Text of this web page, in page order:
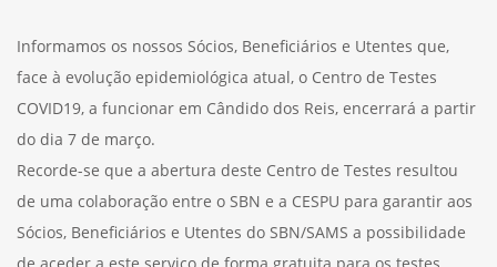
Informamos os nossos Sócios, Beneficiários e Utentes que,
face à evolução epidemiológica atual, o Centro de Testes
COVID19, a funcionar em Cândido dos Reis, encerrará a partir
do dia 7 de março.
Recorde-se que a abertura deste Centro de Testes resultou
de uma colaboração entre o SBN e a CESPU para garantir aos
Sócios, Beneficiários e Utentes do SBN/SAMS a possibilidade